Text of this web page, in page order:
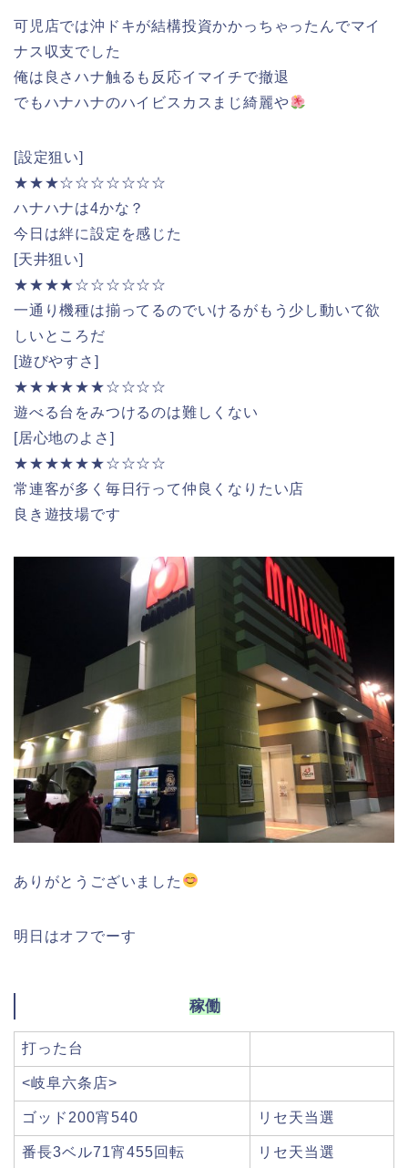
可児店では沖ドキが結構投資かかっちゃったんでマイ
ナス収支でした
俺は良さハナ触るも反応イマイチで撤退
でもハナハナのハイビスカスまじ綺麗や
[設定狙い]
★★★☆☆☆☆☆☆☆
ハナハナは4かな？
今日は絆に設定を感じた
[天井狙い]
★★★★☆☆☆☆☆☆
一通り機種は揃ってるのでいけるがもう少し動いて欲
しいところだ
[遊びやすさ]
★★★★★★☆☆☆☆
遊べる台をみつけるのは難しくない
[居心地のよさ]
★★★★★★☆☆☆☆
常連客が多く毎日行って仲良くなりたい店
良き遊技場です
ありがとうございました
明日はオフでーす
稼働
打った台
<岐阜六条店>
ゴッド200宵540 リセ天当選
番長3ベル71宵455回転 リセ天当選